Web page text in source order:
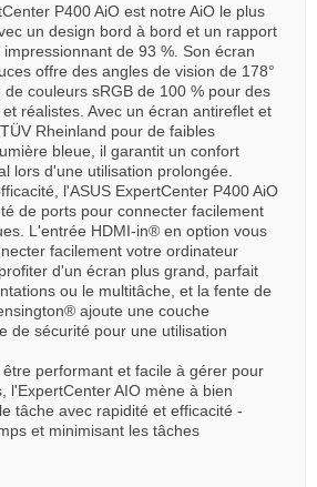
P400 AiO est notre AiO le plus
un design bord à bord et un rapport
de 93 %. Son écran
offre des angles de vision de 178°
couleurs sRGB de 100 % pour des
réalistes. Avec un écran antireflet et
Rheinland pour de faibles
bleue, il garantit un confort
lors d'une utilisation prolongée.
l'ASUS ExpertCenter P400 AiO
de ports pour connecter facilement
L'entrée HDMI-in® en option vous
facilement votre ordinateur
d'un écran plus grand, parfait
ou le multitâche, et la fente de
ajoute une couche
de sécurité pour une utilisation
performant et facile à gérer pour
l'ExpertCenter AIO mène à bien
tâche avec rapidité et efficacité -
et minimisant les tâches